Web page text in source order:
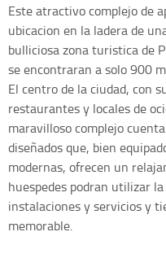
Este atractivo complejo de
ubicacion en la ladera de
bulliciosa zona turistica de
se encontraran a solo 900
El centro de la ciudad, con
restaurantes y locales de
maravilloso complejo
diseñados que, bien
modernas, ofrecen un
huespedes podran utilizar
instalaciones y servicios y
memorable.